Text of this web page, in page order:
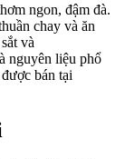
ngon, đậm đà.
chay và ăn
và
nguyên liệu phổ
bán tại